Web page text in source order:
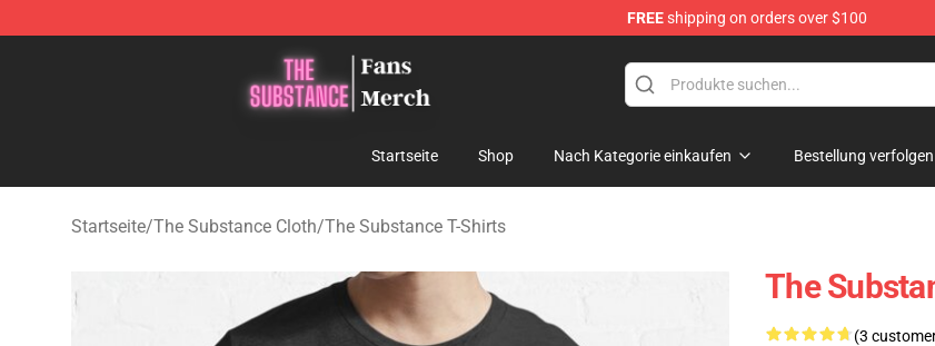
FREEshipping on orders over $100
The Substance Shop - Official The Substance Merchandise Store
Startseite Shop Nach Kategorie einkaufen Bestellung verfolgen
Startseite/The Substance Cloth/The Substance T-Shirts
The
(3